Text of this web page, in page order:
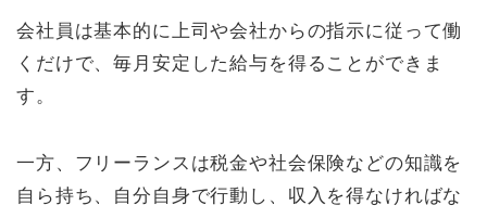
会社員は基本的に上司や会社からの指示に従って働
くだけで、毎月安定した給与を得ることができま
す。
一方、フリーランスは税金や社会保険などの知識を
自ら持ち、自分自身で行動し、収入を得なければな